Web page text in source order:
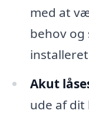
med at
behov og
Akut
ude af dit